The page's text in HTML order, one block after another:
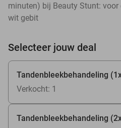
minuten) bij Beauty Stunt:
wit gebit
Selecteer jouw deal
Tandenbleekbehandeling
Verkocht: 1
Tandenbleekbehandeling